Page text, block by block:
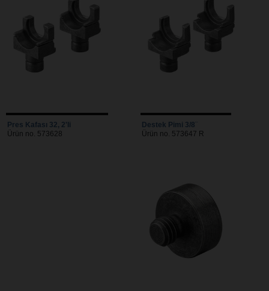
Pres Kafası 32, 2'li
Ürün no. 573628
Destek Pimi 3/8¨
Ürün no. 573647 R